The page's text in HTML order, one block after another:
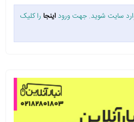
وارد سایت شوید. جهت ورود اینجا را کلیک